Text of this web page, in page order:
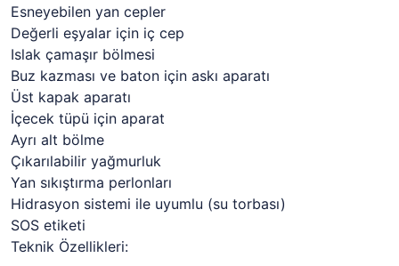
Esneyebilen yan cepler
Değerli eşyalar için iç cep
Islak çamaşır bölmesi
Buz kazması ve baton için askı aparatı
Üst kapak aparatı
İçecek tüpü için aparat
Ayrı alt bölme
Çıkarılabilir yağmurluk
Yan sıkıştırma perlonları
Hidrasyon sistemi ile uyumlu (su torbası)
SOS etiketi
Teknik Özellikleri: